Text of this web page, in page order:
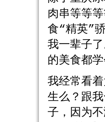
肉串等等
食“精英”
我一辈子
的美食都
我经常看
生么？跟
子，因为